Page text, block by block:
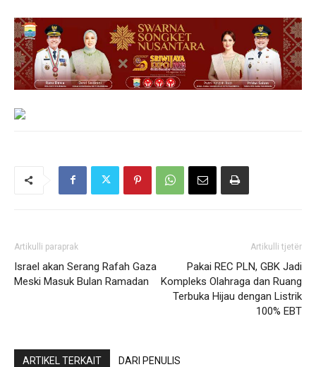
Artikulli paraprak
Israel akan Serang Rafah Gaza
Meski Masuk Bulan Ramadan
Artikulli tjetër
Pakai REC PLN, GBK Jadi
Kompleks Olahraga dan Ruang
Terbuka Hijau dengan Listrik
100% EBT
ARTIKEL TERKAIT DARI PENULIS